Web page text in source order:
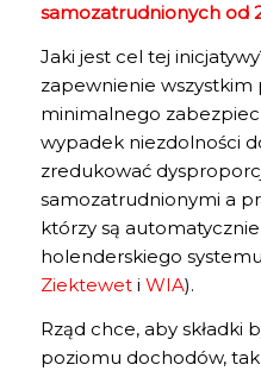
samozatrudnionych od
Jaki jest cel tej
zapewnienie
minimalnego
wypadek niezdolności
zredukować
samozatrudnionymi a
którzy są
holenderskiego
Ziekteweti WIA).
Rząd chce, aby składki
poziomu dochodów,